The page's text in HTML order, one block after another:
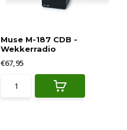
Muse M-187 CDB -
Wekkerradio
€67,95